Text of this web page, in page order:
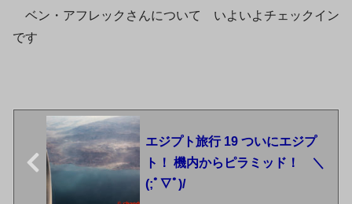
ベン・アフレックさんについて いよいよチェックイン
です
エジプト旅行 19 ついにエジプ
ト！ 機内からピラミッド！ ＼
(;ﾟ∇ﾟ)/